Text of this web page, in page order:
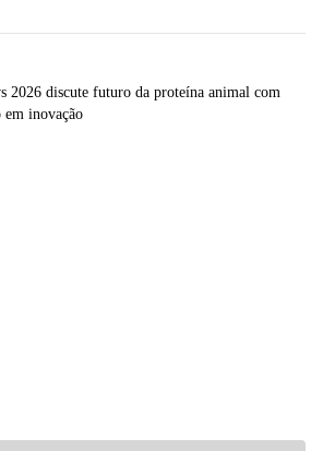
2026 discute futuro da proteína animal com
em inovação